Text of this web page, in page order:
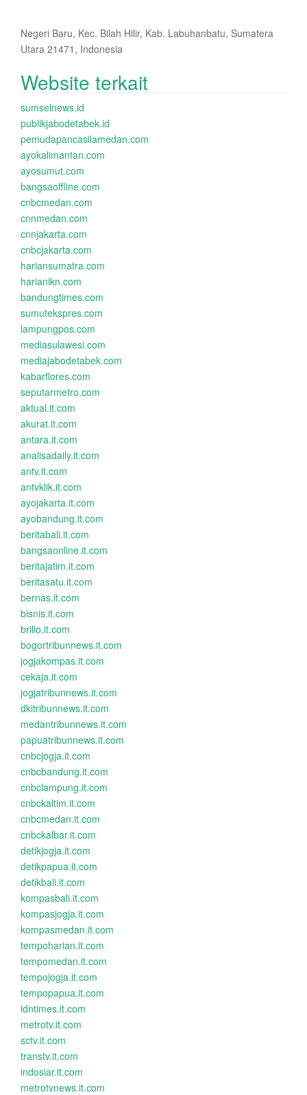
Negeri Baru, Kec. Bilah Hilir, Kab. Labuhanbatu, Sumatera
Utara 21471, Indonesia
Website terkait
sumselnews.id
publikjabodetabek.id
pemudapancasilamedan.com
ayokalimantan.com
ayosumut.com
bangsaoffline.com
cnbcmedan.com
cnnmedan.com
cnnjakarta.com
cnbcjakarta.com
hariansumatra.com
harianikn.com
bandungtimes.com
sumutekspres.com
lampungpos.com
mediasulawesi.com
mediajabodetabek.com
kabarflores.com
seputarmetro.com
aktual.it.com
akurat.it.com
antara.it.com
analisadaily.it.com
antv.it.com
antvklik.it.com
ayojakarta.it.com
ayobandung.it.com
beritabali.it.com
bangsaonline.it.com
beritajatim.it.com
beritasatu.it.com
bernas.it.com
bisnis.it.com
brilio.it.com
bogortribunnews.it.com
jogjakompas.it.com
cekaja.it.com
jogjatribunnews.it.com
dkitribunnews.it.com
medantribunnews.it.com
papuatribunnews.it.com
cnbcjogja.it.com
cnbcbandung.it.com
cnbclampung.it.com
cnbckaltim.it.com
cnbcmedan.it.com
cnbckalbar.it.com
detikjogja.it.com
detikpapua.it.com
detikbali.it.com
kompasbali.it.com
kompasjogja.it.com
kompasmedan.it.com
tempoharian.it.com
tempomedan.it.com
tempojogja.it.com
tempopapua.it.com
idntimes.it.com
metrotv.it.com
sctv.it.com
transtv.it.com
indosiar.it.com
metrotvnews.it.com